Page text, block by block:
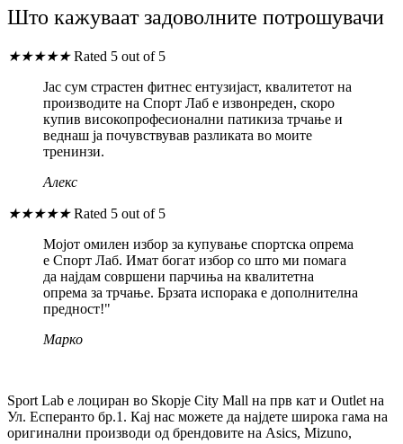
Што кажуваат задоволните потрошувачи
★★★★★ Rated 5 out of 5
Јас сум страстен фитнес ентузијаст, квалитетот на
производите на Спорт Лаб е извонреден, скоро
купив високопрофесионални патикиза трчање и
веднаш ја почувствував разликата во моите
тренинзи.
Алекс
★★★★★ Rated 5 out of 5
Мојот омилен избор за купување спортска опрема
е Спорт Лаб. Имат богат избор со што ми помага
да најдам совршени парчиња на квалитетна
опрема за трчање. Брзата испорака е дополнителна
предност!"
Марко
Sport Lab е лоциран во Skopje City Mall на прв кат и Outlet на
Ул. Есперанто бр.1. Кај нас можете да најдете широка гама на
оригинални производи од брендовите на Asics, Mizuno,